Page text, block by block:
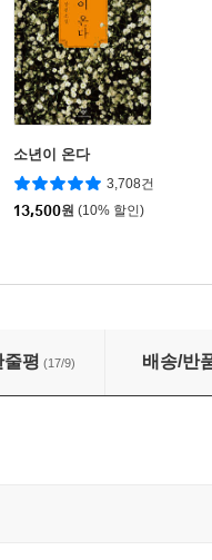
소년이 온다
3,708건
13,500원 (10% 할인)
줄평 (17/9) 배송/반